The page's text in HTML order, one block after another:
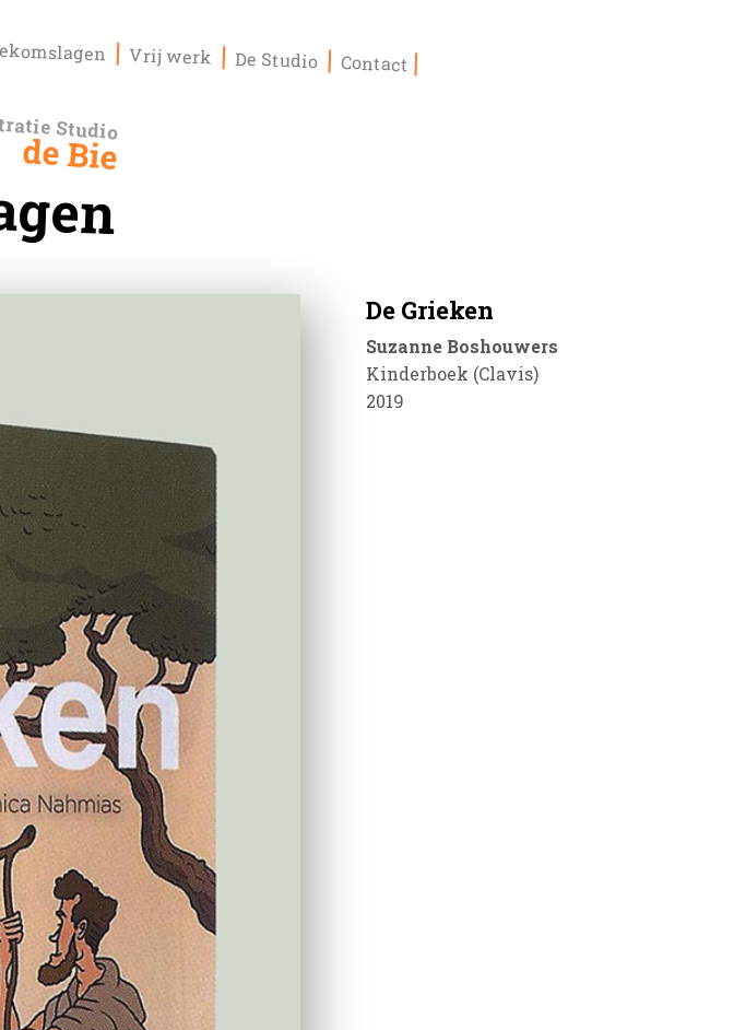
Vrij werk De Studio Contact
Studio
de Bie
De Grieken
Suzanne Boshouwers
Kinderboek (Clavis)
2019